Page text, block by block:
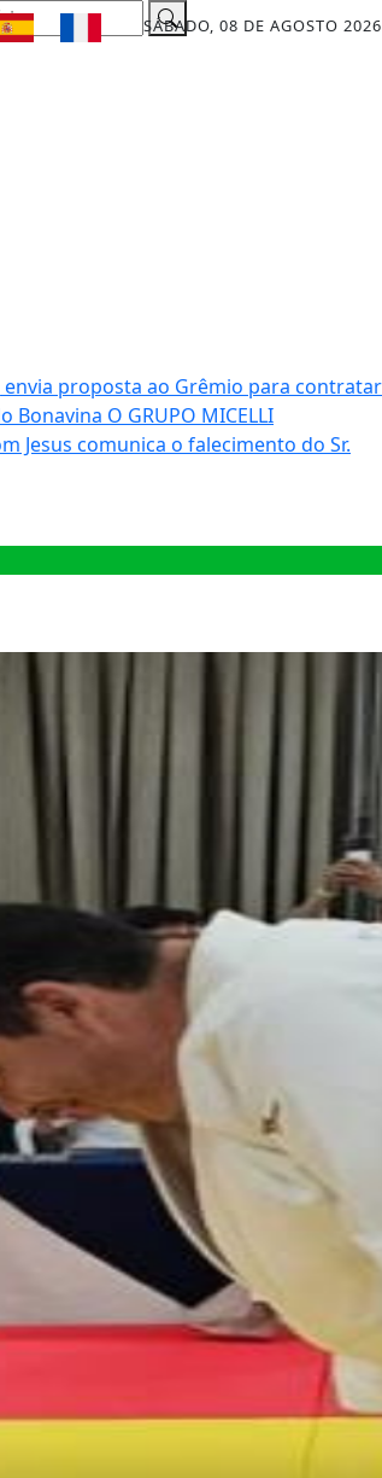
SÁBADO, 08 DE AGOSTO 2026
envia proposta ao Grêmio para contratar
Bonavina O GRUPO MICELLI
Jesus comunica o falecimento do Sr.